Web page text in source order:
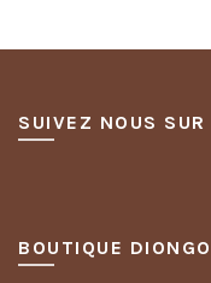
SUIVEZ NOUS
BOUTIQUE